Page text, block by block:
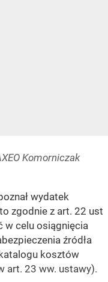
Komorniczak
wydatek
zgodnie z art. 22 ust
w celu osiągnięcia
źródła
kosztów
art. 23 ww. ustawy).